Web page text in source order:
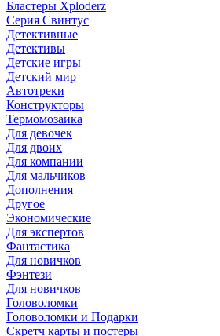
Бластеры Xploderz
Cерия Свинтус
Детективные
Детективы
Детские игры
Детский мир
Автотреки
Конструкторы
Термомозаика
Для девочек
Для двоих
Для компании
Для мальчиков
Дополнения
Другое
Экономические
Для экспертов
Фантастика
Для новичков
Фэнтези
Для новичков
Головоломки
Головоломки и Подарки
Cкретч карты и постеры